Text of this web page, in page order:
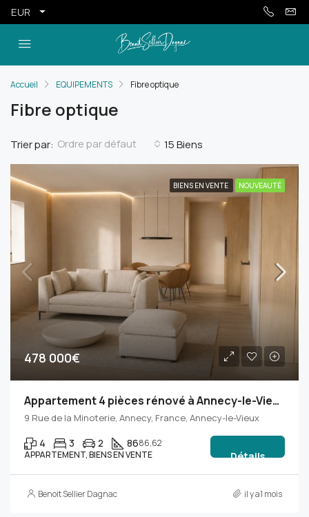
EUR
Accueil EQUIPEMENTS Fibre optique
Fibre optique
15 Biens
Trier par: Ordre par défaut
BIENS EN VENTE NOUVEAUTÉ
478 000€
Appartement 4 pièces rénové à Annecy-le-Vieux avec balcon, ascenseur et parking
9 Rue de la Minoterie, Annecy, France, Annecy-le-Vieux
4 3 2 8686,62
APPARTEMENT, BIENS EN VENTE
Détails
Benoit Sellier Dagnac il y a1 mois